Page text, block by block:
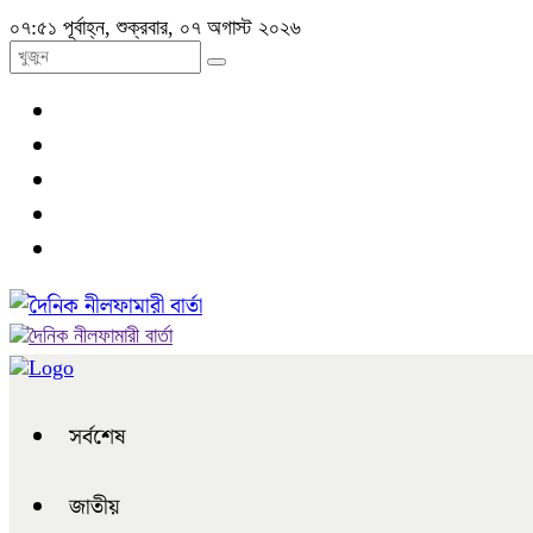
০৭:৫১ পূর্বাহ্ন, শুক্রবার, ০৭ অগাস্ট ২০২৬
সর্বশেষ
জাতীয়